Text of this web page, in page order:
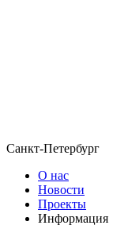
Санкт-Петербург
О нас
Новости
Проекты
Информация